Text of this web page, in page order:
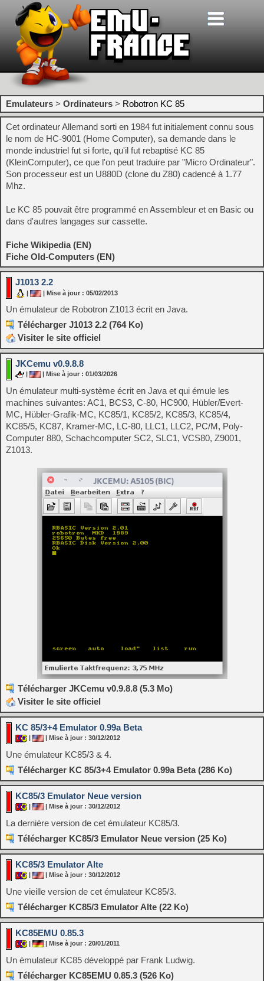
Emulateurs > Ordinateurs > Robotron KC 85
Cet ordinateur Allemand sorti en 1984 fut initialement connu sous
le nom de HC-9001 (Home Computer), sa demande dans le
monde industriel fut si forte, qu'il fut rebaptisé KC 85
(KleinComputer), ce que l'on peut traduire par "Micro Ordinateur".
Son processeur est un U880D (clone du Z80) cadencé à 1.77
Mhz.
Le KC 85 pouvait être programmé en Assembleur et en Basic ou
dans d'autres langages sur cassette.
Fiche Wikipedia (EN)
Fiche Old-Computers (EN)
J1013 2.2
| | Mise à jour : 05/02/2013
Un émulateur de Robotron Z1013 écrit en Java.
Télécharger J1013 2.2 (764 Ko)
Visiter le site officiel
JKCemu v0.9.8.8
| | Mise à jour : 01/03/2026
Un émulateur multi-système écrit en Java et qui émule les
machines suivantes: AC1, BCS3, C-80, HC900, Hübler/Evert-
MC, Hübler-Grafik-MC, KC85/1, KC85/2, KC85/3, KC85/4,
KC85/5, KC87, Kramer-MC, LC-80, LLC1, LLC2, PC/M, Poly-
Computer 880, Schachcomputer SC2, SLC1, VCS80, Z9001,
Z1013.
Télécharger JKCemu v0.9.8.8 (5.3 Mo)
Visiter le site officiel
KC 85/3+4 Emulator 0.99a Beta
| | Mise à jour : 30/12/2012
Une émulateur KC85/3 & 4.
Télécharger KC 85/3+4 Emulator 0.99a Beta (286 Ko)
KC85/3 Emulator Neue version
| | Mise à jour : 30/12/2012
La dernière version de cet émulateur KC85/3.
Télécharger KC85/3 Emulator Neue version (25 Ko)
KC85/3 Emulator Alte
| | Mise à jour : 30/12/2012
Une vieille version de cet émulateur KC85/3.
Télécharger KC85/3 Emulator Alte (22 Ko)
KC85EMU 0.85.3
| | Mise à jour : 20/01/2011
Un émulateur KC85 développé par Frank Ludwig.
Télécharger KC85EMU 0.85.3 (526 Ko)